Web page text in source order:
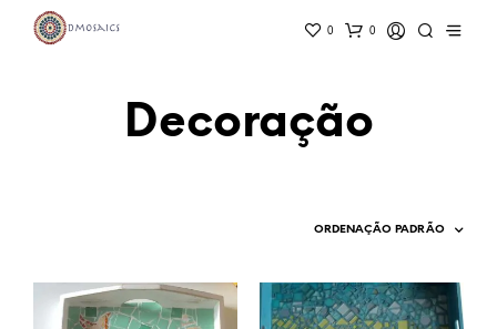
0 0
Decoração